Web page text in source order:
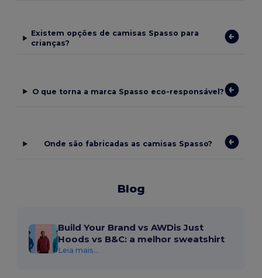
Existem opções de camisas Spasso para
crianças?
O que torna a marca Spasso eco-responsável?
Onde são fabricadas as camisas Spasso?
Blog
Build Your Brand vs AWDis Just
Hoods vs B&C: a melhor sweatshirt
Leia mais...